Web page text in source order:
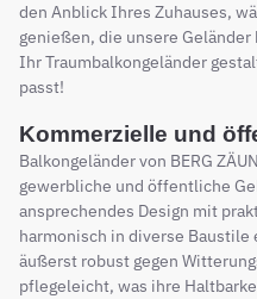
den Anblick Ihres Zuhauses,
genießen, die unsere
Ihr Traumbalkongeländer
passt!
Kommerzielle und
Balkongeländer von BERG
gewerbliche und öffentliche
ansprechendes Design mit
harmonisch in diverse
äußerst robust gegen
pflegeleicht, was ihre